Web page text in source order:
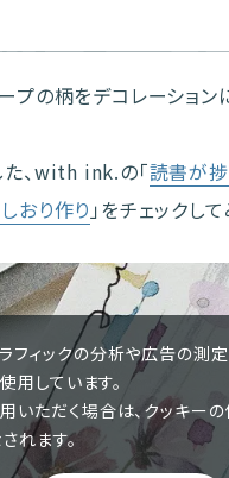
プの柄をデコレーション
、with ink.の「読書が捗
おり作り 」をチェックし
フィックの分析や広告の測
用しています。
いただく場合は、クッキー
れます。